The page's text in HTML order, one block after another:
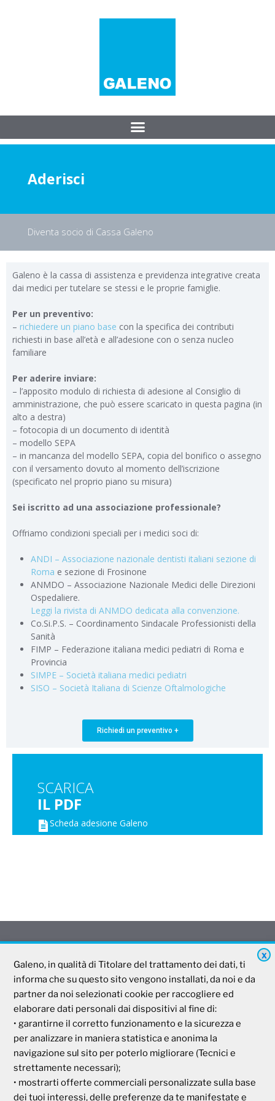
Aderisci
Diventa socio di Cassa Galeno
Galeno è la cassa di assistenza e previdenza integrative creata
dai medici per tutelare se stessi e le proprie famiglie.
Per un preventivo:
– richiedere un piano base con la specifica dei contributi
richiesti in base all’età e all’adesione con o senza nucleo
familiare
Per aderire inviare:
– l’apposito modulo di richiesta di adesione al Consiglio di
amministrazione, che può essere scaricato in questa pagina (in
alto a destra)
– fotocopia di un documento di identità
– modello SEPA
– in mancanza del modello SEPA, copia del bonifico o assegno
con il versamento dovuto al momento dell’iscrizione
(specificato nel proprio piano su misura)
Sei iscritto ad una associazione professionale?
Offriamo condizioni speciali per i medici soci di:
ANDI – Associazione nazionale dentisti italiani sezione di
Roma e sezione di Frosinone
ANMDO – Associazione Nazionale Medici delle Direzioni
Ospedaliere.
Leggi la rivista di ANMDO dedicata alla convenzione.
Co.Si.P.S. – Coordinamento Sindacale Professionisti della
Sanità
FIMP – Federazione italiana medici pediatri di Roma e
Provincia
SIMPE – Società italiana medici pediatri
SISO – Società Italiana di Scienze Oftalmologiche
Richiedi un preventivo +
SCARICA
IL PDF
Scheda adesione Galeno
Galeno
Società Mutua Cooperativa
Via Parigi, 11
00185 Roma
P.I e C.F. 04273791006
Tel. 800 99 93 83
Fax 06 44 24 87 05
X
Galeno, in qualità di Titolare del trattamento dei dati, ti
informa che su questo sito vengono installati, da noi e da
partner da noi selezionati cookie per raccogliere ed
elaborare dati personali dai dispositivi al fine di:
• garantirne il corretto funzionamento e la sicurezza e
per analizzare in maniera statistica e anonima la
navigazione sul sito per poterlo migliorare (Tecnici e
strettamente necessari);
• mostrarti offerte commerciali personalizzate sulla base
dei tuoi interessi, delle preferenze da te manifestate e